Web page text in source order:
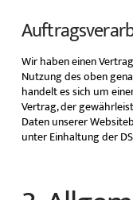
Wir haben einen
Nutzung des oben
handelt es sich um
Vertrag, der
Daten unserer
unter Einhaltung der